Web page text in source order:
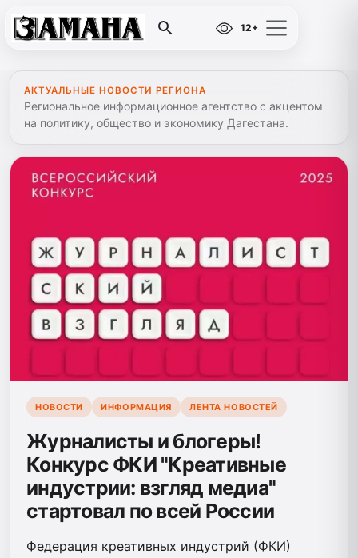
12+
АКТУАЛЬНЫЕ НОВОСТИ РЕГИОНА
Региональное информационное агентство с акцентом
на политику, общество и экономику Дагестана.
НОВОСТИ ИНФОРМАЦИЯ ЛЕНТА НОВОСТЕЙ
Журналисты и блогеры!
Конкурс ФКИ "Креативные
индустрии: взгляд медиа"
стартовал по всей России
Федерация креативных индустрий (ФКИ)